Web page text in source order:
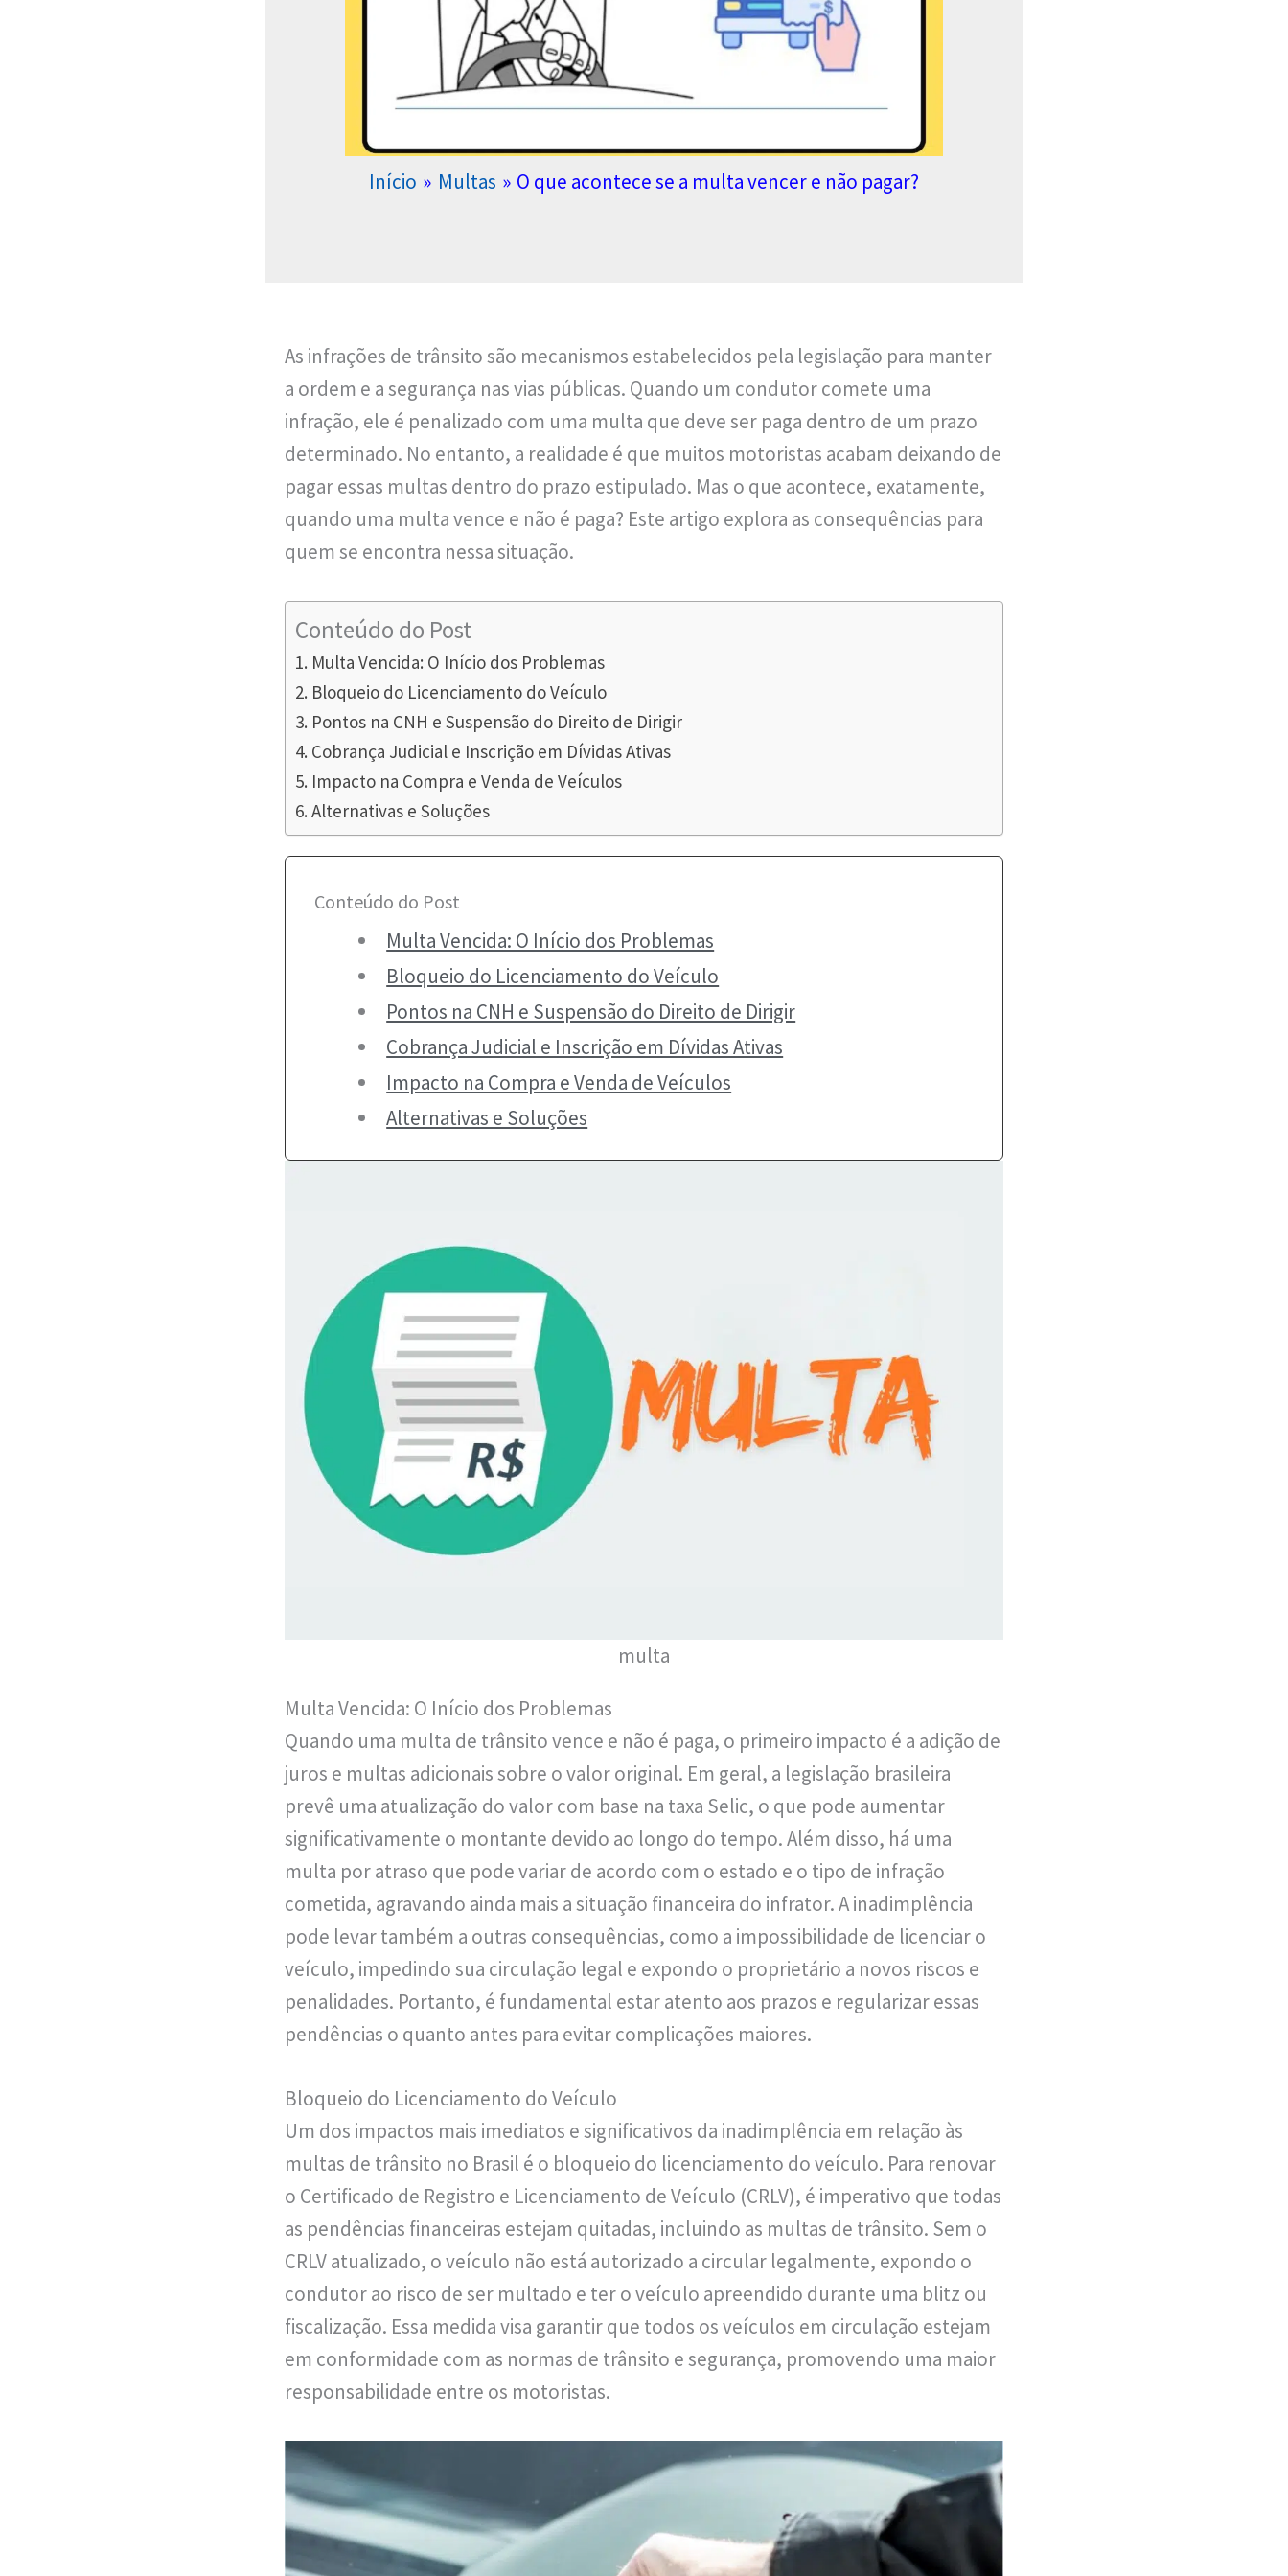
Início Multas O que acontece se a multa vencer e não pagar?
As infrações de trânsito são mecanismos estabelecidos pela legislação para manter
a ordem e a segurança nas vias públicas. Quando um condutor comete uma
infração, ele é penalizado com uma multa que deve ser paga dentro de um prazo
determinado. No entanto, a realidade é que muitos motoristas acabam deixando de
pagar essas multas dentro do prazo estipulado. Mas o que acontece, exatamente,
quando uma multa vence e não é paga? Este artigo explora as consequências para
quem se encontra nessa situação.
Conteúdo do Post
Multa Vencida: O Início dos Problemas
Bloqueio do Licenciamento do Veículo
Pontos na CNH e Suspensão do Direito de Dirigir
Cobrança Judicial e Inscrição em Dívidas Ativas
Impacto na Compra e Venda de Veículos
Alternativas e Soluções
Conteúdo do Post
Multa Vencida: O Início dos Problemas
Bloqueio do Licenciamento do Veículo
Pontos na CNH e Suspensão do Direito de Dirigir
Cobrança Judicial e Inscrição em Dívidas Ativas
Impacto na Compra e Venda de Veículos
Alternativas e Soluções
multa
Multa Vencida: O Início dos Problemas
Quando uma multa de trânsito vence e não é paga, o primeiro impacto é a adição de
juros e multas adicionais sobre o valor original. Em geral, a legislação brasileira
prevê uma atualização do valor com base na taxa Selic, o que pode aumentar
significativamente o montante devido ao longo do tempo. Além disso, há uma
multa por atraso que pode variar de acordo com o estado e o tipo de infração
cometida, agravando ainda mais a situação financeira do infrator. A inadimplência
pode levar também a outras consequências, como a impossibilidade de licenciar o
veículo, impedindo sua circulação legal e expondo o proprietário a novos riscos e
penalidades. Portanto, é fundamental estar atento aos prazos e regularizar essas
pendências o quanto antes para evitar complicações maiores.
Bloqueio do Licenciamento do Veículo
Um dos impactos mais imediatos e significativos da inadimplência em relação às
multas de trânsito no Brasil é o bloqueio do licenciamento do veículo. Para renovar
o Certificado de Registro e Licenciamento de Veículo (CRLV), é imperativo que todas
as pendências financeiras estejam quitadas, incluindo as multas de trânsito. Sem o
CRLV atualizado, o veículo não está autorizado a circular legalmente, expondo o
condutor ao risco de ser multado e ter o veículo apreendido durante uma blitz ou
fiscalização. Essa medida visa garantir que todos os veículos em circulação estejam
em conformidade com as normas de trânsito e segurança, promovendo uma maior
responsabilidade entre os motoristas.